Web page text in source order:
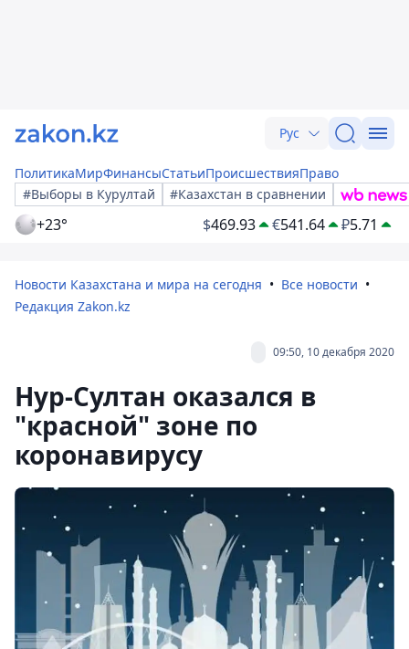
Рус
ПолитикаМирФинансыСтатьиПроисшествияПраво
#Выборы в Курултай
#Казахстан в сравнении
+23° $469.93 €541.64 ₽5.71
Новости Казахстана и мира на сегодня
Все новости
Редакция Zakon.kz
09:50, 10 декабря 2020
Нур-Султан оказался в
"красной" зоне по
коронавирусу